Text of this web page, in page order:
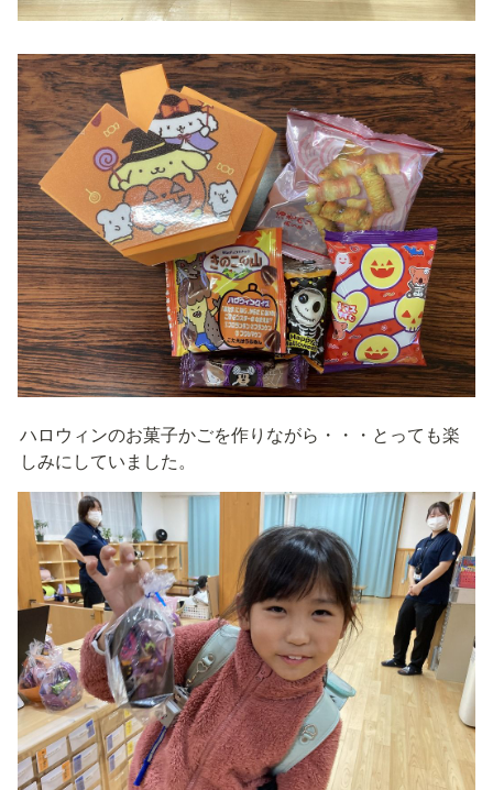
ハロウィンのお菓子かごを作りながら・・・とっても楽
しみにしていました。